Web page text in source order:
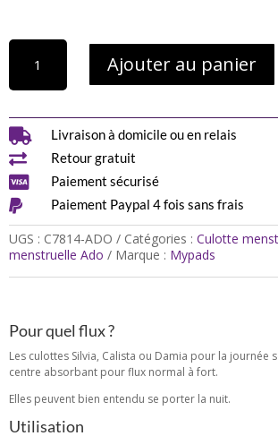
quantité
menstruelle
avec
agrafes
Silvia
–
Flux
moyen
Ajouter au panier
 Livraison à domicile ou en relais
 Retour gratuit
 Paiement sécurisé
 Paiement Paypal 4 fois sans frais
UGS : C7814-ADO Catégories : Culotte
menstruelle Ado
Marque : Mypads
Pour quel flux ?
Les culottes Silvia, Calista ou Damia pour la journée
centre absorbant pour flux normal à fort.
Elles peuvent bien entendu se porter la nuit.
Utilisation